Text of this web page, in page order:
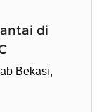
di
Bekasi,